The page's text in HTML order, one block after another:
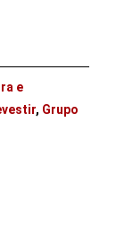
e
, Grupo